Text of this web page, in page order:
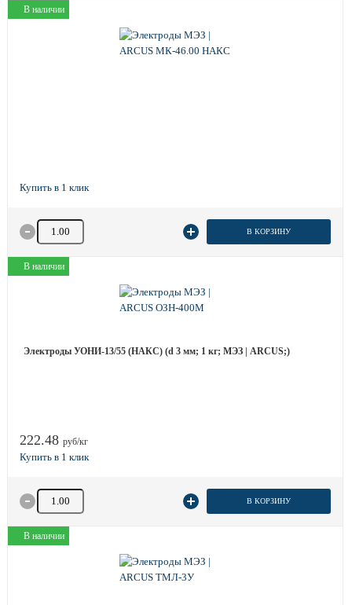
В наличии
Количество товара В КОРЗИНУ
В наличии
Электроды УОНИ-13/55 (НАКС) (d 3 мм; 1 кг; МЭЗ | ARCUS;)
222.48 руб/кг
Количество товара В КОРЗИНУ
В наличии